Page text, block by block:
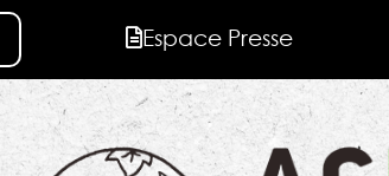
Espace Presse